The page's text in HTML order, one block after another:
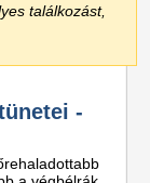
találkozást,
-